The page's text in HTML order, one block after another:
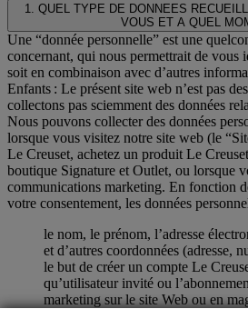
1. QUEL TYPE DE DONNEES
VOUS ET A QUEL
Une “donnée personnelle” est une
concernant, qui nous permettrait de vous
soit en combinaison avec d’autres
Enfants : Le présent site web n’est pas
collectons pas sciemment des données
Nous pouvons collecter des données
lorsque vous visitez notre site web (le
Le Creuset, achetez un produit Le
boutique Signature et Outlet, ou lorsque
communications marketing. En fonction
votre consentement, les données
le nom, le prénom, l’adresse
et d’autres coordonnées (adresse,
le but de créer un compte Le
qu’utilisateur invité ou
marketing sur le site Web ou en